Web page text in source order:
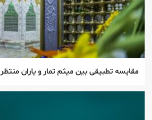
مقایسه تطبیقی بین میثم تمار و یاران منتظر